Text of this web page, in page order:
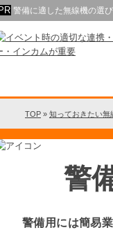
警備に適した無線機の選
TOP » 知っておきたい無
警
警備用には簡易